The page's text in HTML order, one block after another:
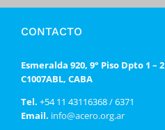
CONTACTO
Esmeralda 920, 9° Piso Dpto 1 – 2
C1007ABL, CABA
Tel. +54 11 43116368 / 6371
Email. info@acero.org.ar